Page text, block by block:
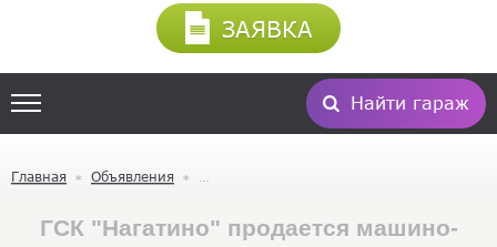
Найти гараж
ЗАЯВКА
Главная Объявления
ГСК "Нагатино" продается машино-